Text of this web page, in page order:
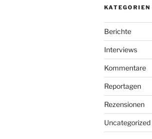
KATEGORIEN
Berichte
Interviews
Kommentare
Reportagen
Rezensionen
Uncategorized